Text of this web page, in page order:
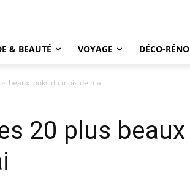
& BEAUTÉ VOYAGE DÉCO-RÉNO
beaux looks du mois de mai
20 plus beaux